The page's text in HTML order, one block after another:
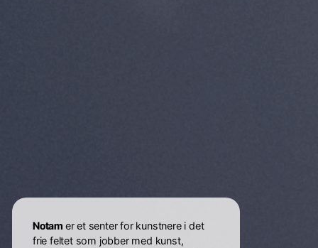
Notam er et senter for kunstnere i det
frie feltet som jobber med kunst,